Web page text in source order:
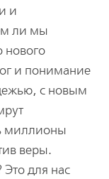
и
ли мы
нового
и понимание
с новым
миллионы
веры.
для нас